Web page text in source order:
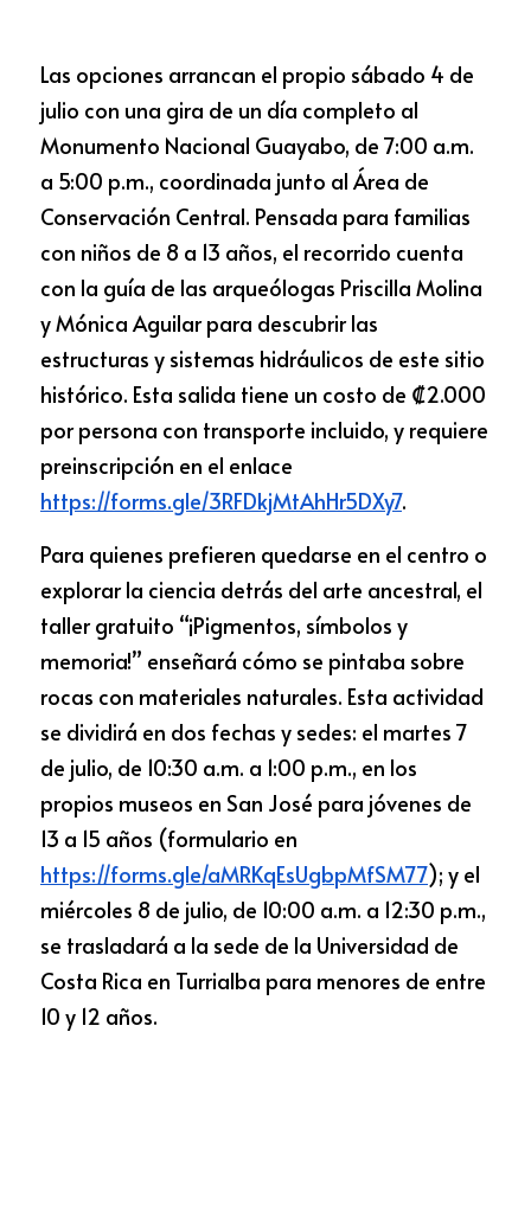
Las opciones arrancan el propio sábado 4 de
julio con una gira de un día completo al
Monumento Nacional Guayabo, de 7:00 a.m.
a 5:00 p.m., coordinada junto al Área de
Conservación Central. Pensada para familias
con niños de 8 a 13 años, el recorrido cuenta
con la guía de las arqueólogas Priscilla Molina
y Mónica Aguilar para descubrir las
estructuras y sistemas hidráulicos de este sitio
histórico. Esta salida tiene un costo de ₡2.000
por persona con transporte incluido, y requiere
preinscripción en el enlace
https://forms.gle/3RFDkjMtAhHr5DXy7.
Para quienes prefieren quedarse en el centro o
explorar la ciencia detrás del arte ancestral, el
taller gratuito “¡Pigmentos, símbolos y
memoria!” enseñará cómo se pintaba sobre
rocas con materiales naturales. Esta actividad
se dividirá en dos fechas y sedes: el martes 7
de julio, de 10:30 a.m. a 1:00 p.m., en los
propios museos en San José para jóvenes de
13 a 15 años (formulario en
https://forms.gle/aMRKqEsUgbpMfSM77); y el
miércoles 8 de julio, de 10:00 a.m. a 12:30 p.m.,
se trasladará a la sede de la Universidad de
Costa Rica en Turrialba para menores de entre
10 y 12 años.